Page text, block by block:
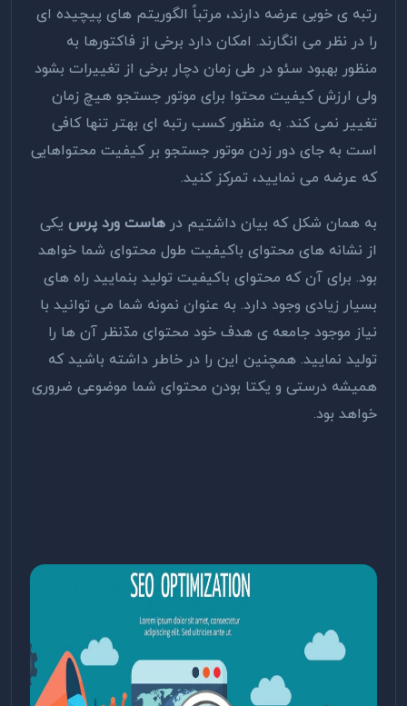
رتبه ی خوبی عرضه دارند، مرتباً الگوریتم های پیچیده ای
را در نظر می انگارند. امکان دارد برخی از فاکتورها به
منظور بهبود سئو در طی زمان دچار برخی از تغییرات بشود
ولی ارزش کیفیت محتوا برای موتور جستجو هیچ زمان
تغییر نمی کند. به منظور کسب رتبه ای بهتر تنها کافی
است به جای دور زدن موتور جستجو بر کیفیت محتواهایی
که عرضه می نمایید، تمرکز کنید.
به همان شکل که بیان داشتیم در هاست ورد پرس یکی
از نشانه های محتوای باکیفیت‌ طول محتوای شما خواهد
بود. برای آن که محتوای باکیفیت‌ تولید بنمایید راه های
بسیار زیادی وجود دارد. به عنوان نمونه شما می توانید با
نیاز موجود جامعه ی هدف خود محتوای مدّنظر آن ها را
تولید نمایید. همچنین این را در خاطر داشته باشید که
همیشه درستی و یکتا بودن محتوای شما موضوعی ضروری
خواهد بود.